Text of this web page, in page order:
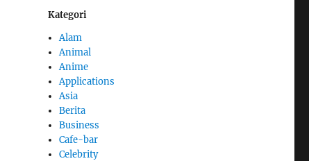
Kategori
Alam
Animal
Anime
Applications
Asia
Berita
Business
Cafe-bar
Celebrity